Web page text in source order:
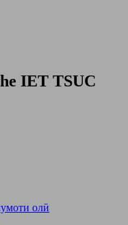
IET TSUC
олӣ